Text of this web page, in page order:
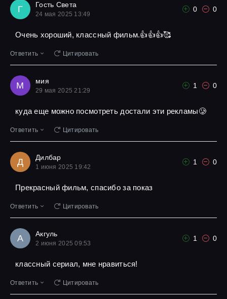
Г Гость Света
24 мая 2025 13:49
0 0
Очень хороший, классный фильм.👍👍👍🥰
Ответить Цитировать
М мия
29 мая 2025 21:29
1 0
куда еще можно посмотреть достали эти рекламы🥲
Ответить Цитировать
Д Дилбар
1 июня 2025 19:42
1 0
Прекрасный фильм, спасибо за показ
Ответить Цитировать
А Акгуль
2 июня 2025 09:53
1 0
классный сериал, мне нравиться!
Ответить Цитировать